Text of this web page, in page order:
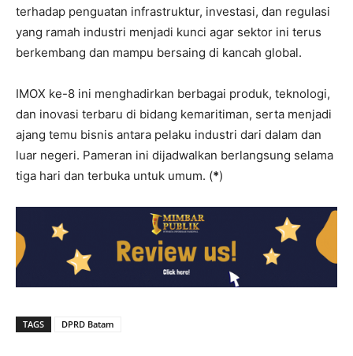
terhadap penguatan infrastruktur, investasi, dan regulasi
yang ramah industri menjadi kunci agar sektor ini terus
berkembang dan mampu bersaing di kancah global.
IMOX ke-8 ini menghadirkan berbagai produk, teknologi,
dan inovasi terbaru di bidang kemaritiman, serta menjadi
ajang temu bisnis antara pelaku industri dari dalam dan
luar negeri. Pameran ini dijadwalkan berlangsung selama
tiga hari dan terbuka untuk umum. (*)
TAGS DPRD Batam